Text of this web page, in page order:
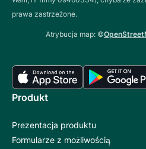
prawa zastrzeżone.
Atrybucja map: ©
Produkt
Prezentacja produktu
Formularze z możliwością